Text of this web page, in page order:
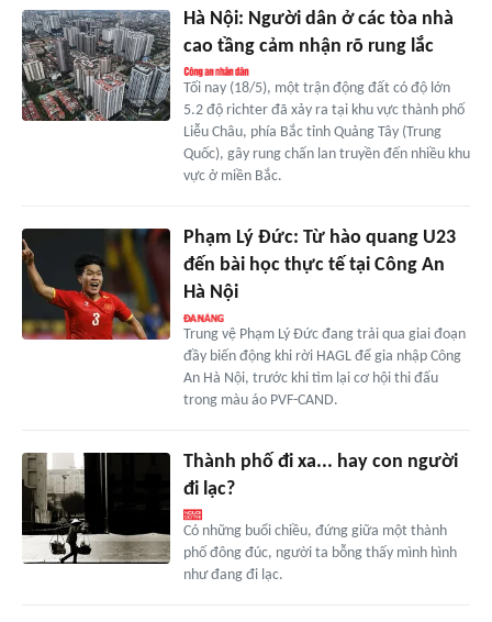
Hà Nội: Người dân ở các tòa nhà
cao tầng cảm nhận rõ rung lắc
Tối nay (18/5), một trận động đất có độ lớn
5.2 độ richter đã xảy ra tại khu vực thành phố
Liễu Châu, phía Bắc tỉnh Quảng Tây (Trung
Quốc), gây rung chấn lan truyền đến nhiều khu
vực ở miền Bắc.
Phạm Lý Đức: Từ hào quang U23
đến bài học thực tế tại Công An
Hà Nội
Trung vệ Phạm Lý Đức đang trải qua giai đoạn
đầy biến động khi rời HAGL để gia nhập Công
An Hà Nội, trước khi tìm lại cơ hội thi đấu
trong màu áo PVF-CAND.
Thành phố đi xa... hay con người
đi lạc?
Có những buổi chiều, đứng giữa một thành
phố đông đúc, người ta bỗng thấy mình hình
như đang đi lạc.